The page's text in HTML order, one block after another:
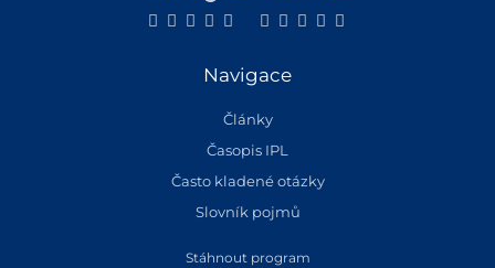
Navigace
Články
Časopis IPL
Často kladené otázky
Slovník pojmů
Stáhnout program